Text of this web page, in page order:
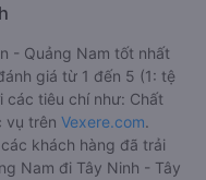
- Quảng Nam tốt nhất
giá từ 1 đến 5 (1: tệ
các tiêu chí như: Chất
vụ trên Vexere.com.
khách hàng đã trải
Nam đi Tây Ninh - Tây